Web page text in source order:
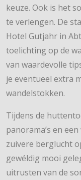
keuze. Ook is het
te verlengen. De
Hotel Gutjahr in
toelichting op de
van waardevolle
je eventueel extra
wandelstokken.
Tijdens de
panorama’s en
zuivere berglucht
gewéldig mooi
uitrusten van de